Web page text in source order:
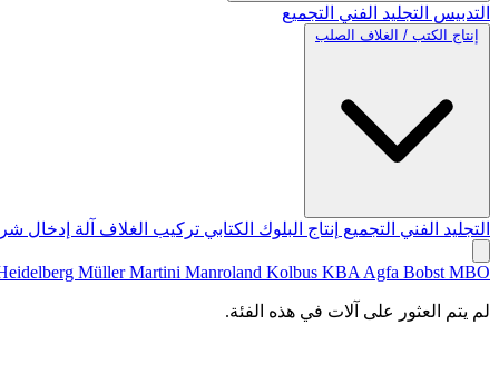
التدبيس التجليد الفني التجميع
إنتاج الكتب / الغلاف الصلب
التجليد الفني التجميع إنتاج البلوك الكتابي تركيب الغلاف آلة إدخال
Müller Martini Manroland Kolbus KBA Agfa Bobst MBO
لم يتم العثور على آلات في هذه الفئة.